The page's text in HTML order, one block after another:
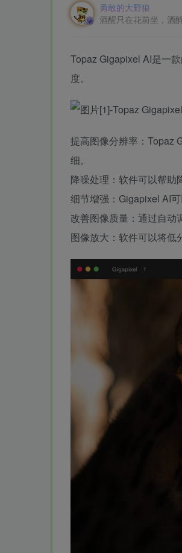
勇敢的大野狼
酒醒只在花前坐，酒
Topaz Gigapixel AI是一
度。
提高图像分辨率：Topaz
细。
降噪处理：软件可以帮助
细节增强：Gigapixel AI
改善图像质量：通过自动
图像放大：软件可以将低